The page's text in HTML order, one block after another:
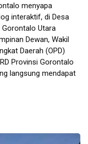
menyapa
interaktif, di Desa
Utara
Dewan, Wakil
Daerah (OPD)
Provinsi Gorontalo
langsung mendapat